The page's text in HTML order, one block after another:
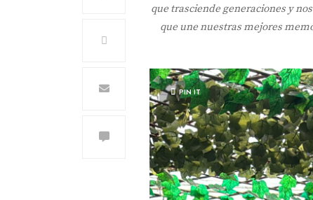
que trasciende generaciones y
que une nuestras mejores
PIN IT